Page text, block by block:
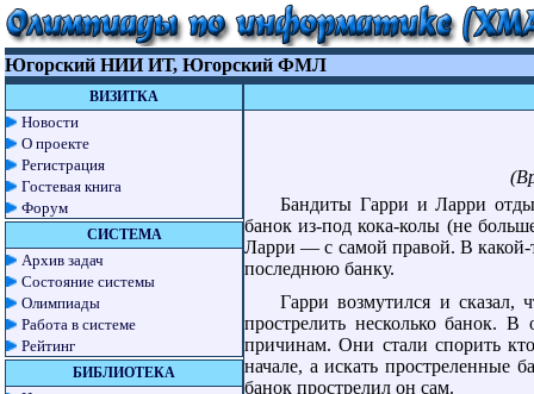
Югорский НИИ ИТ, Югорский ФМЛ
ВИЗИТКА
Новости
О проекте
Регистрация
Гостевая книга
Форум
СИСТЕМА
Архив задач
Состояние системы
Олимпиады
Работа в системе
Рейтинг
БИБЛИОТЕКА
Бандиты Гарри и Ларри
банок из-под кока-колы (не
Ларри — с самой правой. В какой-
последнюю банку.
Гарри возмутился и сказал,
прострелить несколько банок.
причинам. Они стали спорить
начале, а искать простреленные
банок прострелил он сам.